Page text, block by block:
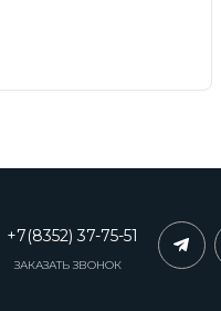
+7(8352) 37-75-51
ЗАКАЗАТЬ ЗВОНОК